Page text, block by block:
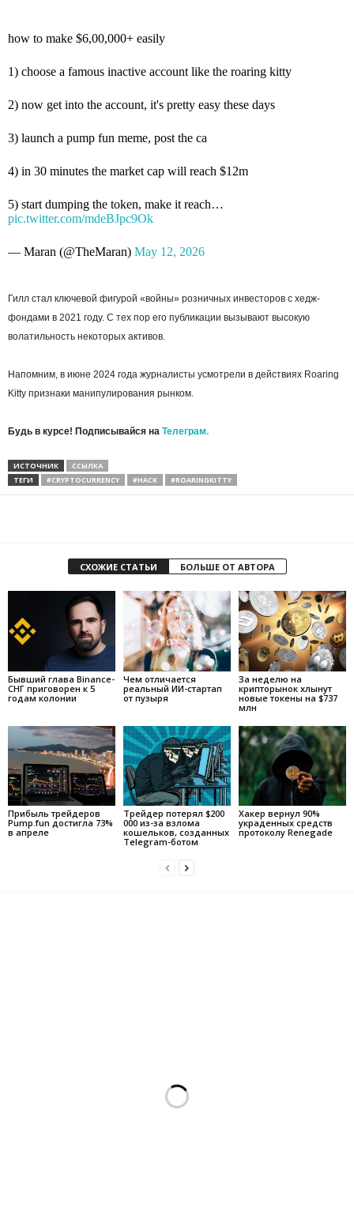
how to make $6,00,000+ easily
1) choose a famous inactive account like the roaring kitty
2) now get into the account, it's pretty easy these days
3) launch a pump fun meme, post the ca
4) in 30 minutes the market cap will reach $12m
5) start dumping the token, make it reach…
pic.twitter.com/mdeBJpc9Ok
— Maran (@TheMaran) May 12, 2026
Гилл стал ключевой фигурой «войны» розничных инвесторов с хедж-
фондами в 2021 году. С тех пор его публикации вызывают высокую
волатильность некоторых активов.
Напомним, в июне 2024 года журналисты усмотрели в действиях Roaring
Kitty признаки манипулирования рынком.
Будь в курсе! Подписывайся на Телеграм.
ИСТОЧНИК
ССЫЛКА
ТЕГИ
#CRYPTOCURRENCY #HACK #ROARINGKITTY
СХОЖИЕ СТАТЬИ БОЛЬШЕ ОТ АВТОРА
Бывший глава Binance-
СНГ приговорен к 5
годам колонии
Чем отличается
реальный ИИ-стартап
от пузыря
За неделю на
крипторынок хлынут
новые токены на $737
млн
Прибыль трейдеров
Pump.fun достигла 73%
в апреле
Трейдер потерял $200
000 из-за взлома
кошельков, созданных
Telegram-ботом
Хакер вернул 90%
украденных средств
протоколу Renegade